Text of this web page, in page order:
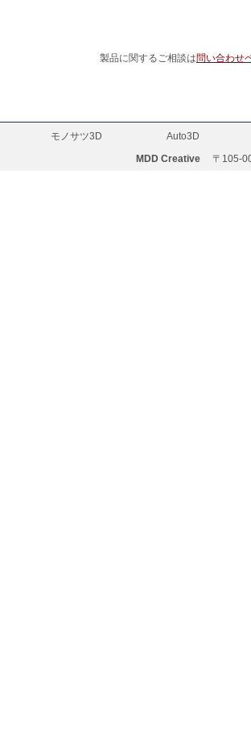
製品に関するご相談は問い合わせ
モノサツ3D
Auto3D
MDD Creative 〒105-